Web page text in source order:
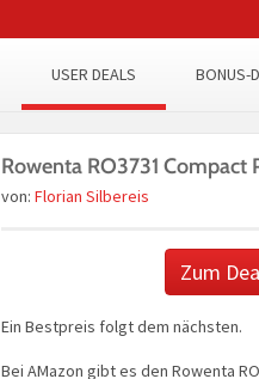
USER DEALS BONUS-
Rowenta RO3731
von: Florian Silbereis
Zum
Ein Bestpreis folgt dem nächsten.
Bei AMazon gibt es den Rowenta